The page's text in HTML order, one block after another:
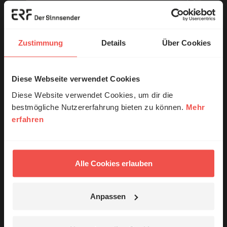
Zustimmung Details Über Cookies
Diese Webseite verwendet Cookies
Diese Website verwendet Cookies, um dir die
bestmögliche Nutzererfahrung bieten zu können. Mehr
erfahren
Alle Cookies erlauben
Anpassen
Name:
E-Mail:
Kommentar:
Meinen Kommentar nicht öffentlich teilen.
Ich bin damit einverstanden, dass meine Angaben
anonymisiert erfasst und zum Zweck der
Verbesserung unseres Online-Angebots
© Ruth Schneider / ERF